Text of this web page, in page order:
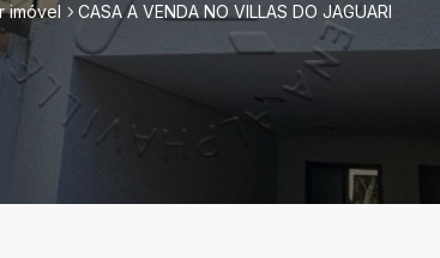
imóvel CASA A VENDA NO VILLAS DO JAGUARI